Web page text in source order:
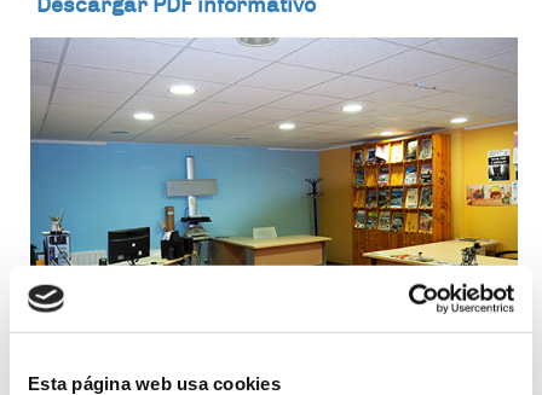
Esta página web usa cookies
Descargar PDF informativo